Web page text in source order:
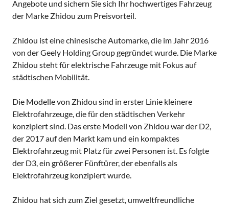
Angebote und sichern Sie sich Ihr hochwertiges Fahrzeug
der Marke Zhidou zum Preisvorteil.
Zhidou ist eine chinesische Automarke, die im Jahr 2016
von der Geely Holding Group gegründet wurde. Die Marke
Zhidou steht für elektrische Fahrzeuge mit Fokus auf
städtischen Mobilität.
Die Modelle von Zhidou sind in erster Linie kleinere
Elektrofahrzeuge, die für den städtischen Verkehr
konzipiert sind. Das erste Modell von Zhidou war der D2,
der 2017 auf den Markt kam und ein kompaktes
Elektrofahrzeug mit Platz für zwei Personen ist. Es folgte
der D3, ein größerer Fünftürer, der ebenfalls als
Elektrofahrzeug konzipiert wurde.
Zhidou hat sich zum Ziel gesetzt, umweltfreundliche